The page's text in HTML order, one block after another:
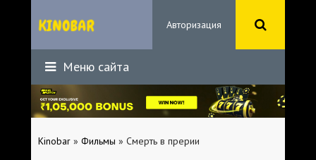
Авторизация
Меню сайта
Kinobar » Фильмы » Смерть в прерии